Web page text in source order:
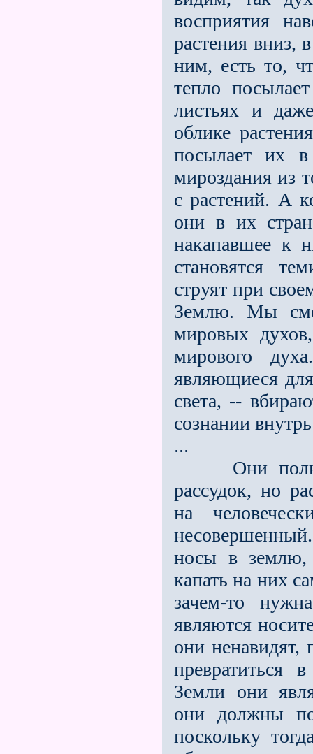
восприятия
растения вниз,
ним, есть то,
тепло
листьях и
облике
посылает их
мироздания из
с растений. А
они в их
накапавшее к
становятся
струят при
Землю. Мы
мировых
мирового
являющиеся
света, --
сознании
...
Они
рассудок, но
на
носы в землю,
капать на них
зачем-то
являются
они ненавидят,
превратиться
Земли они
они должны
поскольку